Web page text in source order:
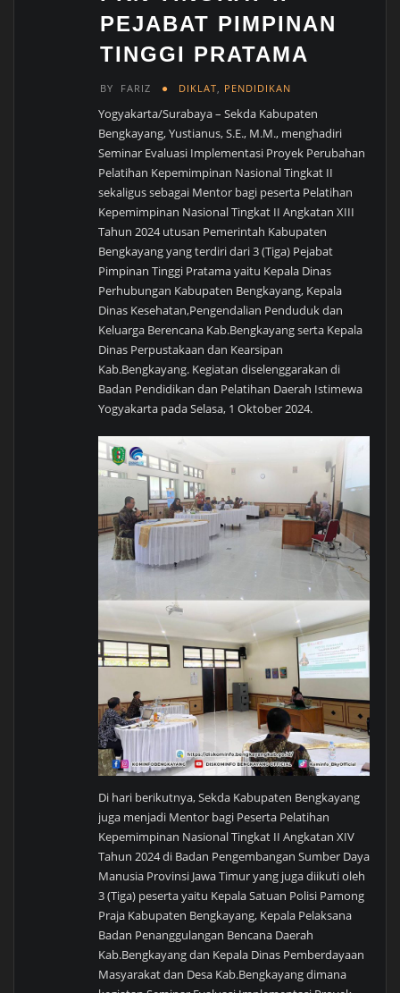
PEJABAT PIMPINAN
TINGGI PRATAMA
BY FARIZ DIKLAT PENDIDIKAN
Yogyakarta/Surabaya – Sekda Kabupaten
Bengkayang, Yustianus, S.E., M.M., menghadiri
Seminar Evaluasi Implementasi Proyek Perubahan
Pelatihan Kepemimpinan Nasional Tingkat II
sekaligus sebagai Mentor bagi peserta Pelatihan
Kepemimpinan Nasional Tingkat II Angkatan XIII
Tahun 2024 utusan Pemerintah Kabupaten
Bengkayang yang terdiri dari 3 (Tiga) Pejabat
Pimpinan Tinggi Pratama yaitu Kepala Dinas
Perhubungan Kabupaten Bengkayang, Kepala
Dinas Kesehatan,Pengendalian Penduduk dan
Keluarga Berencana Kab.Bengkayang serta Kepala
Dinas Perpustakaan dan Kearsipan
Kab.Bengkayang. Kegiatan diselenggarakan di
Badan Pendidikan dan Pelatihan Daerah Istimewa
Yogyakarta pada Selasa, 1 Oktober 2024.
Di hari berikutnya, Sekda Kabupaten Bengkayang
juga menjadi Mentor bagi Peserta Pelatihan
Kepemimpinan Nasional Tingkat II Angkatan XIV
Tahun 2024 di Badan Pengembangan Sumber Daya
Manusia Provinsi Jawa Timur yang juga diikuti oleh
3 (Tiga) peserta yaitu Kepala Satuan Polisi Pamong
Praja Kabupaten Bengkayang, Kepala Pelaksana
Badan Penanggulangan Bencana Daerah
Kab.Bengkayang dan Kepala Dinas Pemberdayaan
Masyarakat dan Desa Kab.Bengkayang dimana